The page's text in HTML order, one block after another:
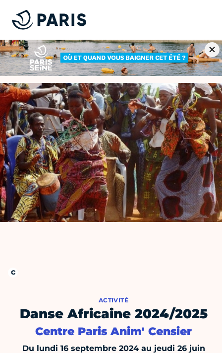
ACTIVITÉ
Danse Africaine 2024/2025
Centre Paris Anim' Censier
Du lundi 16 septembre 2024 au jeudi 26 juin